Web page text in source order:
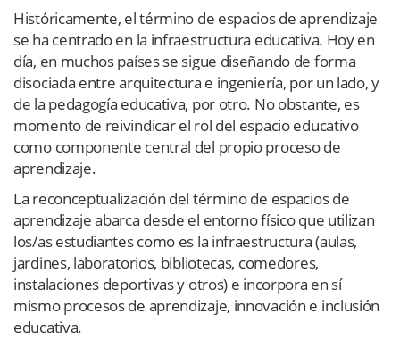
Históricamente, el término de espacios de aprendizaje
se ha centrado en la infraestructura educativa. Hoy en
día, en muchos países se sigue diseñando de forma
disociada entre arquitectura e ingeniería, por un lado, y
de la pedagogía educativa, por otro. No obstante, es
momento de reivindicar el rol del espacio educativo
como componente central del propio proceso de
aprendizaje.
La reconceptualización del término de espacios de
aprendizaje abarca desde el entorno físico que utilizan
los/as estudiantes como es la infraestructura (aulas,
jardines, laboratorios, bibliotecas, comedores,
instalaciones deportivas y otros) e incorpora en sí
mismo procesos de aprendizaje, innovación e inclusión
educativa.